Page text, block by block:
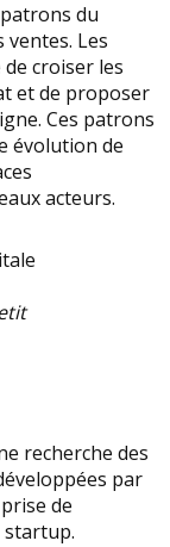
du
Les
croiser les
et de proposer
Ces patrons
évolution de
acteurs.
recherche des
par
de
startup.